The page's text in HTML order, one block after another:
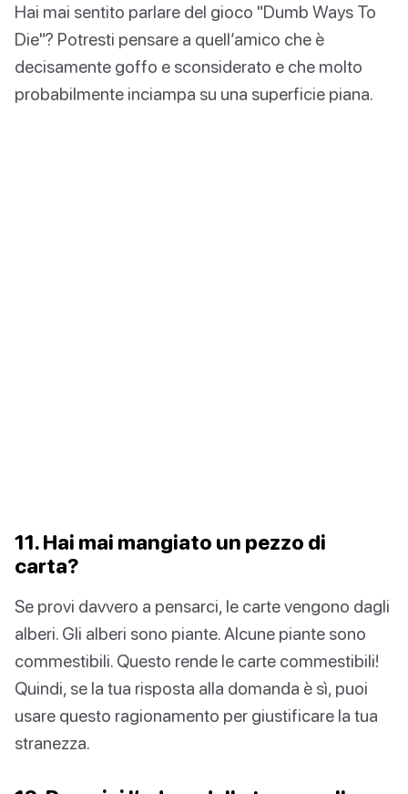
Hai mai sentito parlare del gioco "Dumb Ways To
Die"? Potresti pensare a quell’amico che è
decisamente goffo e sconsiderato e che molto
probabilmente inciampa su una superficie piana.
11. Hai mai mangiato un pezzo di
carta?
Se provi davvero a pensarci, le carte vengono dagli
alberi. Gli alberi sono piante. Alcune piante sono
commestibili. Questo rende le carte commestibili!
Quindi, se la tua risposta alla domanda è sì, puoi
usare questo ragionamento per giustificare la tua
stranezza.